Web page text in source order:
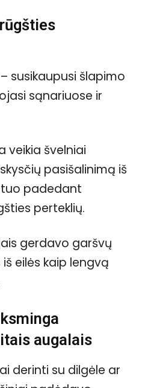
susikaupusi šlapimo
sąnariuose ir
veikia švelniai
pasišalinimą iš
padedant
perteklių.
gerdavo garšvų
eilės kaip lengvą
augalais
derinti su dilgėle ar